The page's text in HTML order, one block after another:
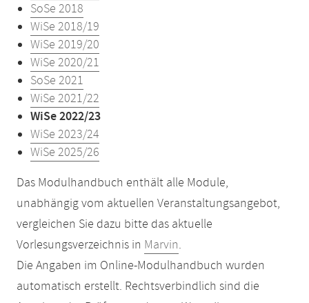
SoSe 2018
WiSe 2018/19
WiSe 2019/20
WiSe 2020/21
SoSe 2021
WiSe 2021/22
WiSe 2022/23
WiSe 2023/24
WiSe 2025/26
Das Modulhandbuch enthält alle Module,
unabhängig vom aktuellen Veranstaltungsangebot,
vergleichen Sie dazu bitte das aktuelle
Vorlesungsverzeichnis in Marvin.
Die Angaben im Online-Modulhandbuch wurden
automatisch erstellt. Rechtsverbindlich sind die